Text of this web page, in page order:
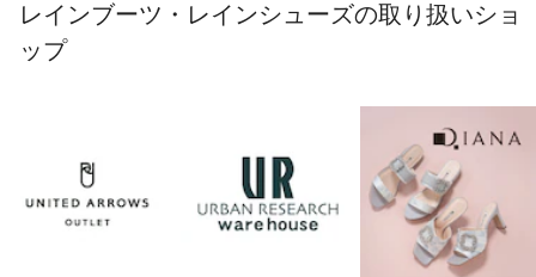
レインブーツ・レインシューズの取り扱いショ
ップ